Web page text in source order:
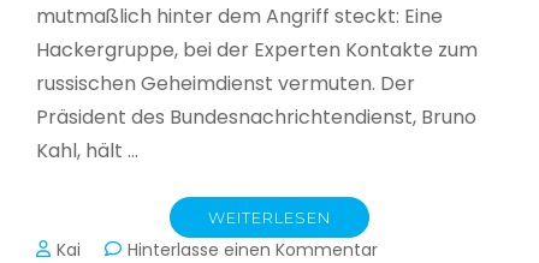
mutmaßlich hinter dem Angriff steckt: Eine
Hackergruppe, bei der Experten Kontakte zum
russischen Geheimdienst vermuten. Der
Präsident des Bundesnachrichtendienst, Bruno
Kahl, hält …
WEITERLESEN
Kai Hinterlasse einen Kommentarzu